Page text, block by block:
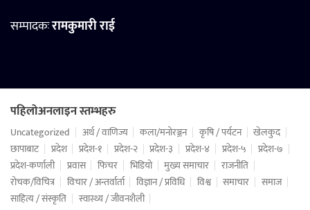
सम्पादकःरामकुमारी राई
पहिलोअनलाइन स्तम्भहरु
Uncategorized अर्थ / वाणिज्य कला/मनोरञ्जन कृषि / पर्यटन
खेलकुद
छापाबाट
प्रदेश प्रदेश-१ प्रदेश-२ प्रदेश-३ प्रदेश-४ प्रदेश-५
प्रदेश-७
प्रदेश-कर्णाली
प्रवास फिचर भिडियो मुख्य समाचार
राजनीति
रोचक/विचित्र
विचार / अन्तर्वार्ता विज्ञान / प्रविधि विश्व समाचार
समाज
साहित्य / संस्कृति
स्वास्थ्य / जीवनशैली